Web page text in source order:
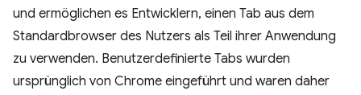
und ermöglichen es Entwicklern, einen Tab aus dem
Standardbrowser des Nutzers als Teil ihrer Anwendung
zu verwenden. Benutzerdefinierte Tabs wurden
ursprünglich von Chrome eingeführt und waren daher